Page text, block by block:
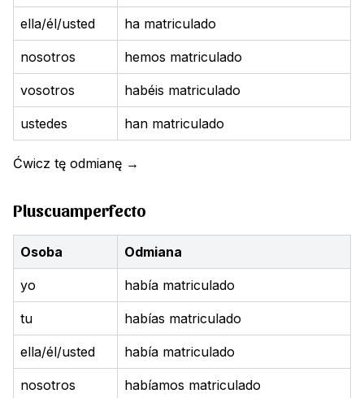
ella/él/usted ha matriculado
nosotros hemos matriculado
vosotros habéis matriculado
ustedes han matriculado
Ćwicz tę odmianę →
Pluscuamperfecto
Osoba Odmiana
yo había matriculado
tu habías matriculado
ella/él/usted había matriculado
nosotros habíamos matriculado